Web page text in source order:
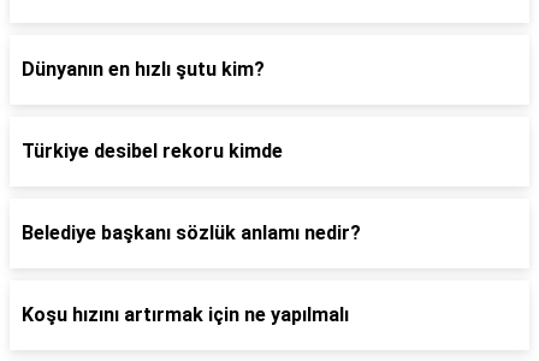
Dünyanın en hızlı şutu kim?
Türkiye desibel rekoru kimde
Belediye başkanı sözlük anlamı nedir?
Koşu hızını artırmak için ne yapılmalı